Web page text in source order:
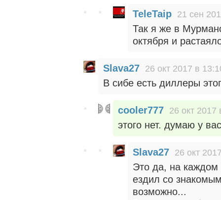
TeleTaip 21 сен
Так я же в
октября и
Slava27 26 окт 2017 в
В сибе есть диллеры
cooler777 26 окт 2017
этого нет. думаю у
Slava27 26 окт
Это да, на каждом
ездил со
возможно...